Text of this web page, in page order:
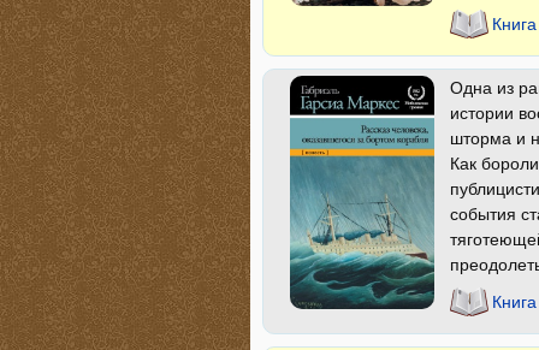
Одна из
истории
шторма и
Как
события